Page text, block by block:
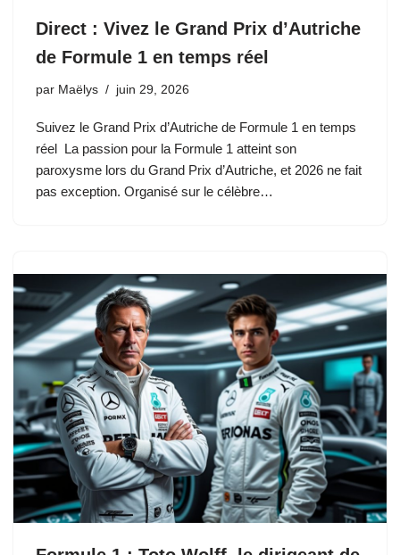
Direct : Vivez le Grand Prix d’Autriche
de Formule 1 en temps réel
par Maëlys juin 29, 2026
Suivez le Grand Prix d’Autriche de Formule 1 en temps
réel La passion pour la Formule 1 atteint son
paroxysme lors du Grand Prix d’Autriche, et 2026 ne fait
pas exception. Organisé sur le célèbre…